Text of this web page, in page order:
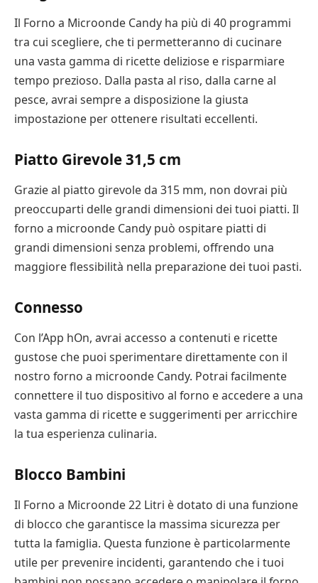
Il Forno a Microonde Candy ha più di 40 programmi
tra cui scegliere, che ti permetteranno di cucinare
una vasta gamma di ricette deliziose e risparmiare
tempo prezioso. Dalla pasta al riso, dalla carne al
pesce, avrai sempre a disposizione la giusta
impostazione per ottenere risultati eccellenti.
Piatto Girevole 31,5 cm
Grazie al piatto girevole da 315 mm, non dovrai più
preoccuparti delle grandi dimensioni dei tuoi piatti. Il
forno a microonde Candy può ospitare piatti di
grandi dimensioni senza problemi, offrendo una
maggiore flessibilità nella preparazione dei tuoi pasti.
Connesso
Con l’App hOn, avrai accesso a contenuti e ricette
gustose che puoi sperimentare direttamente con il
nostro forno a microonde Candy. Potrai facilmente
connettere il tuo dispositivo al forno e accedere a una
vasta gamma di ricette e suggerimenti per arricchire
la tua esperienza culinaria.
Blocco Bambini
Il Forno a Microonde 22 Litri è dotato di una funzione
di blocco che garantisce la massima sicurezza per
tutta la famiglia. Questa funzione è particolarmente
utile per prevenire incidenti, garantendo che i tuoi